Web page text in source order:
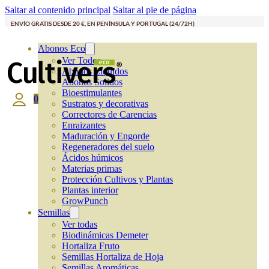
Saltar al contenido principal Saltar al pie de página
ENVÍO GRATIS DESDE 20 €, EN PENÍNSULA Y PORTUGAL (24/72H)
Abonos Eco
Ver Todos
Abonos Líquidos
Abonos Solidos
Bioestimulantes
Sustratos y decorativas
Correctores de Carencias
Enraizantes
Maduración y Engorde
Regeneradores del suelo
Ácidos húmicos
Materias primas
Protección Cultivos y Plantas
Plantas interior
GrowPunch
Semillas
Ver todas
Biodinámicas Demeter
Hortaliza Fruto
Semillas Hortaliza de Hoja
0